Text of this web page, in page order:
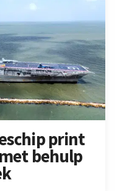
print
behulp